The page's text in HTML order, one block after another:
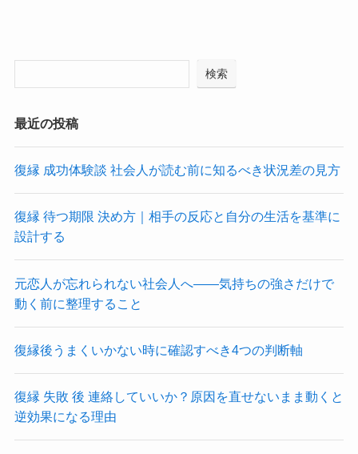
検索
最近の投稿
復縁 成功体験談 社会人が読む前に知るべき状況差の見方
復縁 待つ期限 決め方｜相手の反応と自分の生活を基準に
設計する
元恋人が忘れられない社会人へ――気持ちの強さだけで
動く前に整理すること
復縁後うまくいかない時に確認すべき4つの判断軸
復縁 失敗 後 連絡していいか？原因を直せないまま動くと
逆効果になる理由